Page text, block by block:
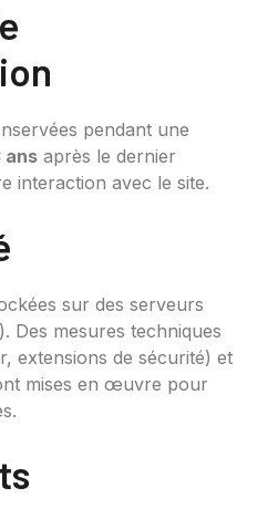
pendant une
ans après le dernier
interaction avec le site.
sur des serveurs
Des mesures techniques
extensions de sécurité) et
mises en œuvre pour